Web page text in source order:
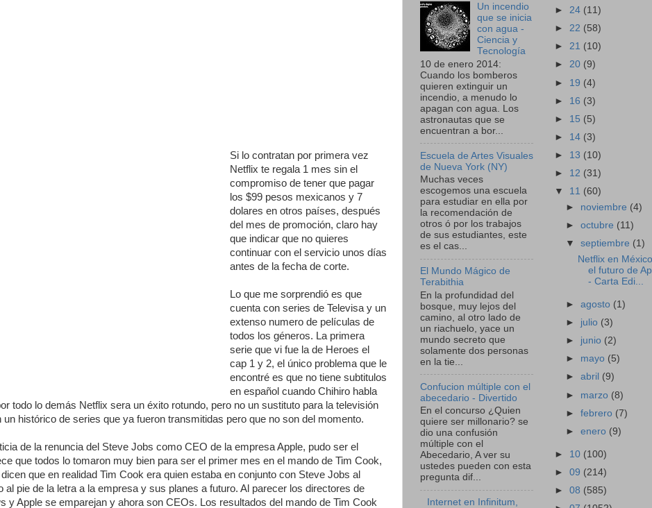
Si lo contratan por primera vez
Netflix te regala 1 mes sin el
compromiso de tener que pagar
los $99 pesos mexicanos y 7
dolares en otros países, después
del mes de promoción, claro hay
que indicar que no quieres
continuar con el servicio unos días
antes de la fecha de corte.
Lo que me sorprendió es que
cuenta con series de Televisa y un
extenso numero de películas de
todos los géneros. La primera
serie que vi fue la de Heroes el
cap 1 y 2, el único problema que le
encontré es que no tiene subtitulos
en español cuando Chihiro habla
todo lo demás Netflix sera un éxito rotundo, pero no un sustituto para la televisión
un histórico de series que ya fueron transmitidas pero que no son del momento.
de la renuncia del Steve Jobs como CEO de la empresa Apple, pudo ser el
que todos lo tomaron muy bien para ser el primer mes en el mando de Tim Cook,
que en realidad Tim Cook era quien estaba en conjunto con Steve Jobs al
al pie de la letra a la empresa y sus planes a futuro. Al parecer los directores de
y Apple se emparejan y ahora son CEOs. Los resultados del mando de Tim Cook
Un incendio
que se inicia
con agua -
Ciencia y
Tecnología
10 de enero 2014:
Cuando los bomberos
quieren extinguir un
incendio, a menudo lo
apagan con agua. Los
astronautas que se
encuentran a bor...
Escuela de Artes Visuales
de Nueva York (NY)
Muchas veces
escogemos una escuela
para estudiar en ella por
la recomendación de
otros ó por los trabajos
de sus estudiantes, este
es el cas...
El Mundo Mágico de
Terabithia
En la profundidad del
bosque, muy lejos del
camino, al otro lado de
un riachuelo, yace un
mundo secreto que
solamente dos personas
en la tie...
Confucion múltiple con el
abecedario - Divertido
En el concurso ¿Quien
quiere ser millonario? se
dio una confusión
múltiple con el
Abecedario, A ver su
ustedes pueden con esta
pregunta dif...
Internet en Infinitum,
► 24 (11)
► 22 (58)
► 21 (10)
► 20 (9)
► 19 (4)
► 16 (3)
► 15 (5)
► 14 (3)
► 13 (10)
► 12 (31)
▼ 11 (60)
► noviembre (4)
►octubre (11)
▼septiembre (1)
Netflix en
el futuro de
- Carta Edi...
►agosto (1)
► julio (3)
► junio (2)
► mayo (5)
►abril (9)
► marzo (8)
►febrero (7)
►enero (9)
► 10 (100)
► 09 (214)
► 08 (585)